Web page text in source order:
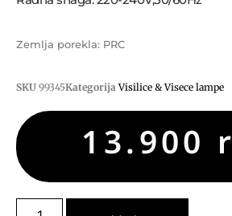
Zemlja porekla: PRC
SKU 99345Kategorija Visilice & Visece lampe
13.900